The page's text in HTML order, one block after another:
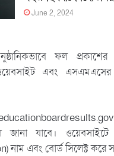
June 2, 2024
ফল প্রকাশের
ওয়েবসাইট এবং
যাবে। ওয়েবসাইটে
নাম এবং বোর্ড সিলেক্ট করে